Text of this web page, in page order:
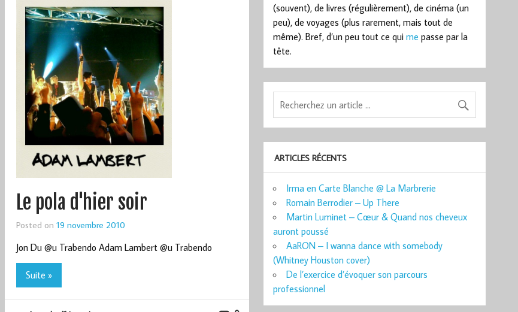
Le pola d'hier soir
Posted on 19 novembre 2010
Jon Du @u Trabendo Adam Lambert @u Trabendo
Suite »
(souvent), de livres (régulièrement), de cinéma (un
peu), de voyages (plus rarement, mais tout de
même). Bref, d’un peu tout ce quime passe par la
tête.
ARTICLES RÉCENTS
Irma en Carte Blanche @ La Marbrerie
Romain Berrodier – Up There
Martin Luminet – Cœur & Quand nos cheveux
auront poussé
AaRON – I wanna dance with somebody
(Whitney Houston cover)
De l’exercice d’évoquer son parcours
professionnel